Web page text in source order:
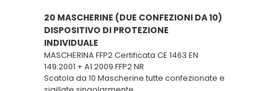
20 MASCHERINE (DUE CONFEZIONI DA 10)
DISPOSITIVO DI PROTEZIONE
INDIVIDUALE
MASCHERINA FFP2 Certificata CE 1463 EN
149:2001 + A1:2009 FFP2 NR
Scatola da 10 Mascherine tutte confezionate e